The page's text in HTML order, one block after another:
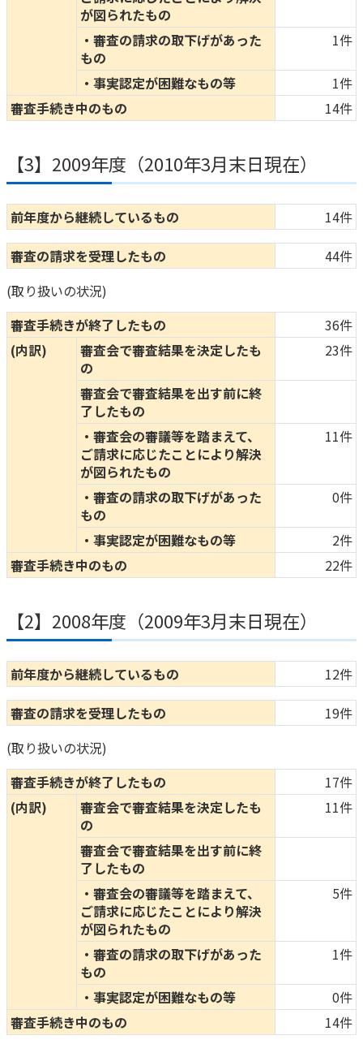
が図られたもの
・審査の請求の取下げがあった
もの
1件
・事実認定が困難なもの等
1件
審査手続き中のもの
14件
【3】2009年度（2010年3月末日現在）
前年度から継続しているもの
14件
審査の請求を受理したもの
44件
(取り扱いの状況)
審査手続きが終了したもの
36件
(内訳)
審査会で審査結果を決定したも
の
23件
審査会で審査結果を出す前に終
了したもの
・審査会の審議等を踏まえて、
ご請求に応じたことにより解決
が図られたもの
11件
・審査の請求の取下げがあった
もの
0件
・事実認定が困難なもの等
2件
審査手続き中のもの
22件
【2】2008年度（2009年3月末日現在）
前年度から継続しているもの
12件
審査の請求を受理したもの
19件
(取り扱いの状況)
審査手続きが終了したもの
17件
(内訳)
審査会で審査結果を決定したも
の
11件
審査会で審査結果を出す前に終
了したもの
・審査会の審議等を踏まえて、
ご請求に応じたことにより解決
が図られたもの
5件
・審査の請求の取下げがあった
もの
1件
・事実認定が困難なもの等
0件
審査手続き中のもの
14件